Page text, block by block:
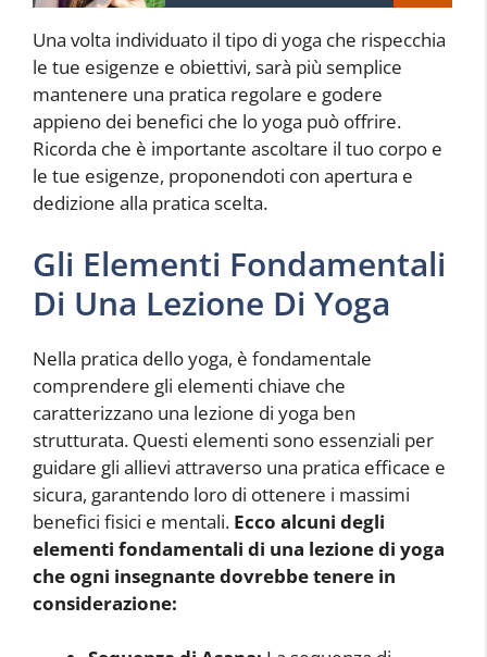
Una volta individuato il tipo di yoga che rispecchia
le tue esigenze e obiettivi, sarà più semplice
mantenere una pratica regolare e godere
appieno dei benefici che lo yoga può offrire.
Ricorda che è importante ascoltare il tuo corpo e
le tue esigenze, proponendoti con apertura e
dedizione alla pratica scelta.
Gli Elementi Fondamentali
Di Una Lezione Di Yoga
Nella pratica dello yoga, è fondamentale
comprendere gli elementi chiave che
caratterizzano una lezione di yoga ben
strutturata. Questi elementi sono essenziali per
guidare gli allievi attraverso una pratica efficace e
sicura, garantendo loro di ottenere i massimi
benefici fisici e mentali. Ecco alcuni degli
elementi fondamentali di una lezione di yoga
che ogni insegnante dovrebbe tenere in
considerazione: